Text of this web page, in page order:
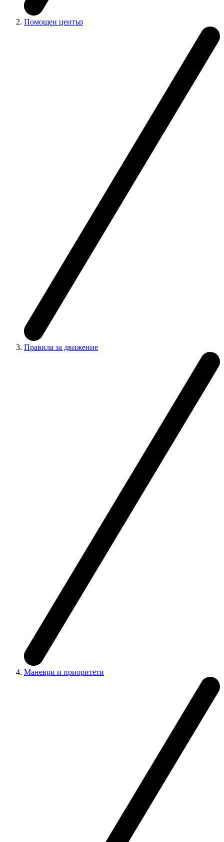
Помощен център
Правила за движение
Маневри и приоритети